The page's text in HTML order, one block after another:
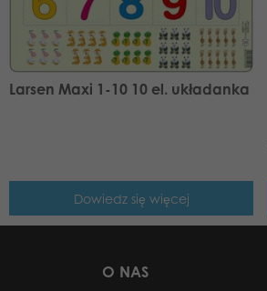
Larsen Maxi 1-10 10 el. układanka
Dowiedz się więcej
O NAS